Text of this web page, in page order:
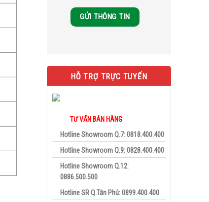
HỖ TRỢ TRỰC TUYẾN
TƯ VẤN BÁN HÀNG
Hotline Showroom Q.7: 0818.400.400
Hotline Showroom Q.9: 0828.400.400
Hotline Showroom Q.12:
0886.500.500
Hotline SR Q.Tân Phú: 0899.400.400